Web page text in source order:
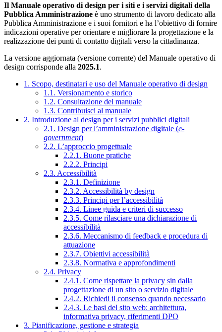
Il Manuale operativo di design per i siti e i servizi digitali della
Pubblica Amministrazione è uno strumento di lavoro dedicato alla
Pubblica Amministrazione e i suoi fornitori e ha l’obiettivo di fornire
indicazioni operative per orientare e migliorare la progettazione e la
realizzazione dei punti di contatto digitali verso la cittadinanza.
La versione aggiornata (versione corrente) del Manuale operativo di
design corrisponde alla 2025.1.
1. Scopo, destinatari e uso del Manuale operativo di design
1.1. Versionamento e storico
1.2. Consultazione del manuale
1.3. Contribuisci al manuale
2. Introduzione al design per i servizi pubblici digitali
2.1. Design per l’amministrazione digitale (e-
government)
2.2. L’approccio progettuale
2.2.1. Buone pratiche
2.2.2. Principi
2.3. Accessibilità
2.3.1. Definizione
2.3.2. Accessibilità by design
2.3.3. Principi per l’accessibilità
2.3.4. Linee guida e criteri di successo
2.3.5. Come rilasciare una dichiarazione di
accessibilità
2.3.6. Meccanismo di feedback e procedura di
attuazione
2.3.7. Obiettivi accessibilità
2.3.8. Normativa e approfondimenti
2.4. Privacy
2.4.1. Come rispettare la privacy sin dalla
progettazione di un sito o servizio digitale
2.4.2. Richiedi il consenso quando necessario
2.4.3. Le basi del sito web: architettura,
informativa privacy, riferimenti DPO
3. Pianificazione, gestione e strategia